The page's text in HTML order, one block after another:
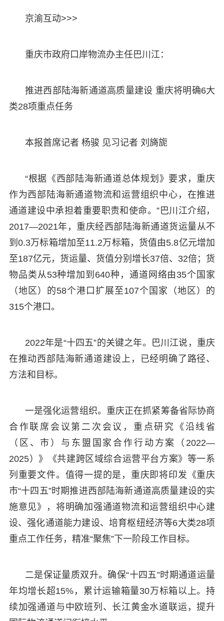
京渝互动>>>
重庆市政府口岸物流办主任巴川江：
推进西部陆海新通道高质量建设 重庆将明确6大
类28项重点任务
本报首席记者 杨骏 见习记者 刘旖旎
“根据《西部陆海新通道总体规划》要求，重庆
作为西部陆海新通道物流和运营组织中心，在推进
通道建设中承担着重要职责和使命。”巴川江介绍，
2017—2021年，重庆经西部陆海新通道货运量从不
到0.3万标箱增加至11.2万标箱，货值由5.8亿元增加
至187亿元，货运量、货值分别增长37倍、32倍；货
物品类从53种增加到640种，通道网络由35个国家
（地区）的58个港口扩展至107个国家（地区）的
315个港口。
2022年是“十四五”的关键之年。巴川江说，重庆
在推动西部陆海新通道建设上，已经明确了路径、
方法和目标。
一是强化运营组织。重庆正在抓紧筹备省际协商
合作联席会议第二次会议，重点研究《沿线省
（区、市）与东盟国家合作行动方案（2022—
2025）》《共建跨区域综合运营平台方案》等一系
列重要文件。值得一提的是，重庆即将印发《重庆
市“十四五”时期推进西部陆海新通道高质量建设的实
施意见》，将明确加强通道物流和运营组织中心建
设、强化通道能力建设、培育枢纽经济等6大类28项
重点工作任务，精准“聚焦”下一阶段工作目标。
二是保证量质双升。确保“十四五”时期通道运量
年均增长超15%，累计运输箱量30万标箱以上。持
续加强通道与中欧班列、长江黄金水道联运，提升